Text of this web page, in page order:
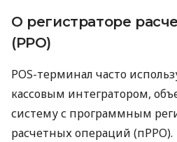
О регистраторе
(РРО)
POS-терминал часто
кассовым интегратором,
систему с программным
расчетных операций (пРРО).